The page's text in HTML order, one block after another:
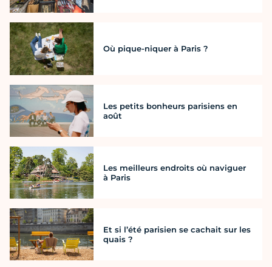
Où pique-niquer à Paris ?
Les petits bonheurs parisiens en
août
Les meilleurs endroits où naviguer
à Paris
Et si l’été parisien se cachait sur les
quais ?